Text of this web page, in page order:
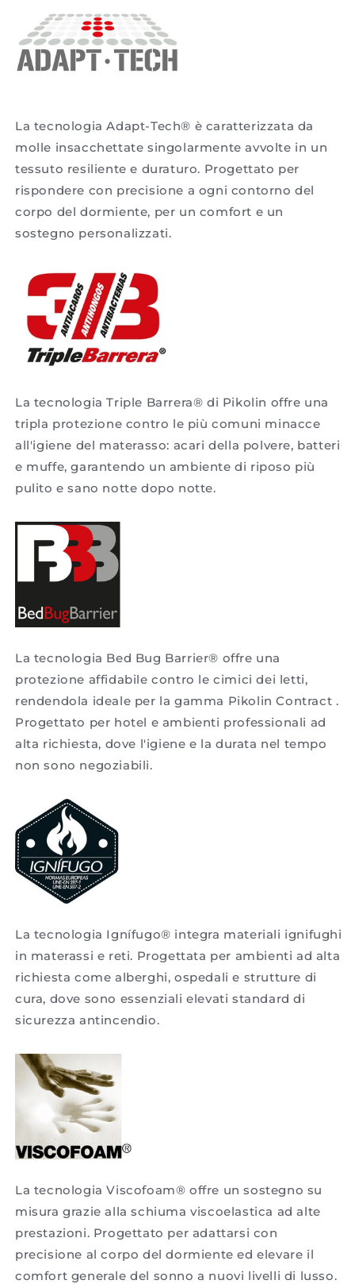
La tecnologia Adapt-Tech® è caratterizzata da
molle insacchettate singolarmente avvolte in un
tessuto resiliente e duraturo. Progettato per
rispondere con precisione a ogni contorno del
corpo del dormiente, per un comfort e un
sostegno personalizzati.
La tecnologia Triple Barrera® di Pikolin offre una
tripla protezione contro le più comuni minacce
all'igiene del materasso: acari della polvere, batteri
e muffe, garantendo un ambiente di riposo più
pulito e sano notte dopo notte.
La tecnologia Bed Bug Barrier® offre una
protezione affidabile contro le cimici dei letti,
rendendola ideale per la gamma Pikolin Contract .
Progettato per hotel e ambienti professionali ad
alta richiesta, dove l'igiene e la durata nel tempo
non sono negoziabili.
La tecnologia Ignífugo® integra materiali ignifughi
in materassi e reti. Progettata per ambienti ad alta
richiesta come alberghi, ospedali e strutture di
cura, dove sono essenziali elevati standard di
sicurezza antincendio.
La tecnologia Viscofoam® offre un sostegno su
misura grazie alla schiuma viscoelastica ad alte
prestazioni. Progettato per adattarsi con
precisione al corpo del dormiente ed elevare il
comfort generale del sonno a nuovi livelli di lusso.